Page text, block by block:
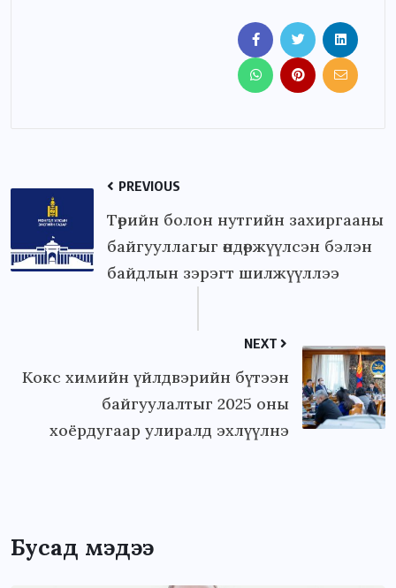
PREVIOUS
Төрийн болон нутгийн захиргааны
байгууллагыг өндөржүүлсэн бэлэн
байдлын зэрэгт шилжүүллээ
NEXT
Кокс химийн үйлдвэрийн бүтээн
байгуулалтыг 2025 оны
хоёрдугаар улиралд эхлүүлнэ
Бусад мэдээ